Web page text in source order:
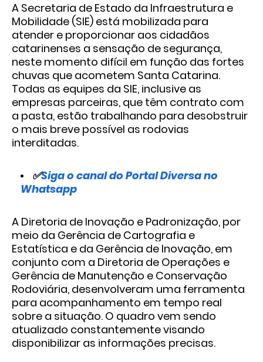
A Secretaria de Estado da Infraestrutura e
Mobilidade (SIE) está mobilizada para
atender e proporcionar aos cidadãos
catarinenses a sensação de segurança,
neste momento difícil em função das fortes
chuvas que acometem Santa Catarina.
Todas as equipes da SIE, inclusive as
empresas parceiras, que têm contrato com
a pasta, estão trabalhando para desobstruir
o mais breve possível as rodovias
interditadas.
✅Siga o canal do Portal Diversa no
Whatsapp
A Diretoria de Inovação e Padronização, por
meio da Gerência de Cartografia e
Estatística e da Gerência de Inovação, em
conjunto com a Diretoria de Operações e
Gerência de Manutenção e Conservação
Rodoviária, desenvolveram uma ferramenta
para acompanhamento em tempo real
sobre a situação. O quadro vem sendo
atualizado constantemente visando
disponibilizar as informações precisas.